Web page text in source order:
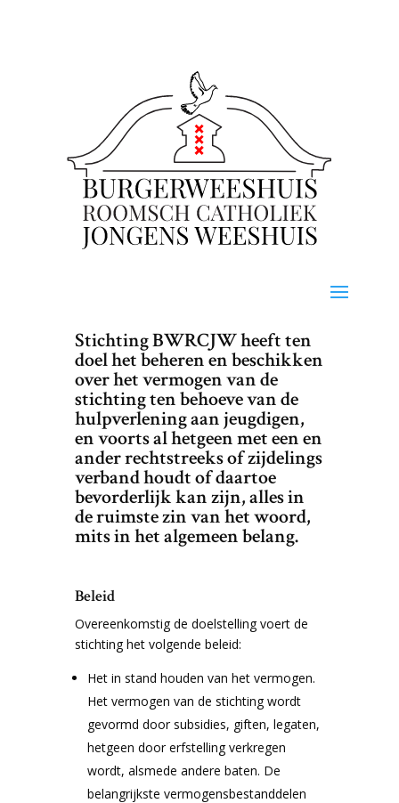
Stichting BWRCJW heeft ten
doel het beheren en beschikken
over het vermogen van de
stichting ten behoeve van de
hulpverlening aan jeugdigen,
en voorts al hetgeen met een en
ander rechtstreeks of zijdelings
verband houdt of daartoe
bevorderlijk kan zijn, alles in
de ruimste zin van het woord,
mits in het algemeen belang.
Beleid
Overeenkomstig de doelstelling voert de
stichting het volgende beleid:
Het in stand houden van het vermogen.
Het vermogen van de stichting wordt
gevormd door subsidies, giften, legaten,
hetgeen door erfstelling verkregen
wordt, alsmede andere baten. De
belangrijkste vermogensbestanddelen